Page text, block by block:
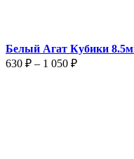
Белый Агат Кубики
630 ₽ – 1 050 ₽Диапазон